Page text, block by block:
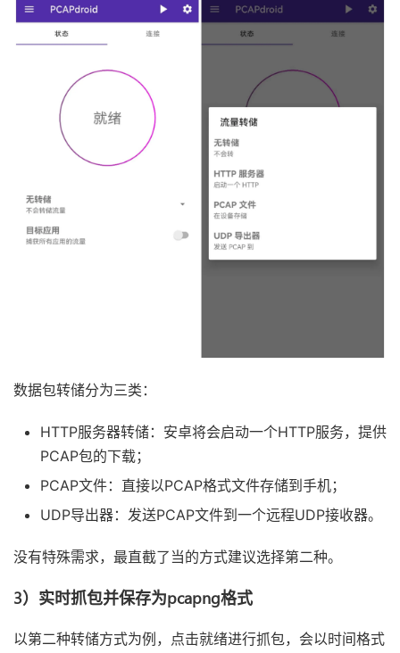
数据包转储分为三类：
HTTP服务器转储：安卓将会启动一个HTTP服务，提供
PCAP包的下载；
PCAP文件：直接以PCAP格式文件存储到手机；
UDP导出器：发送PCAP文件到一个远程UDP接收器。
没有特殊需求，最直截了当的方式建议选择第二种。
3）实时抓包并保存为pcapng格式
以第二种转储方式为例，点击就绪进行抓包，会以时间格式